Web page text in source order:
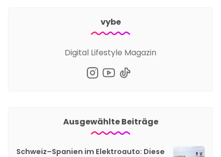
vybe
Digital Lifestyle Magazin
Ausgewählte Beiträge
Schweiz–Spanien im Elektroauto: Diese